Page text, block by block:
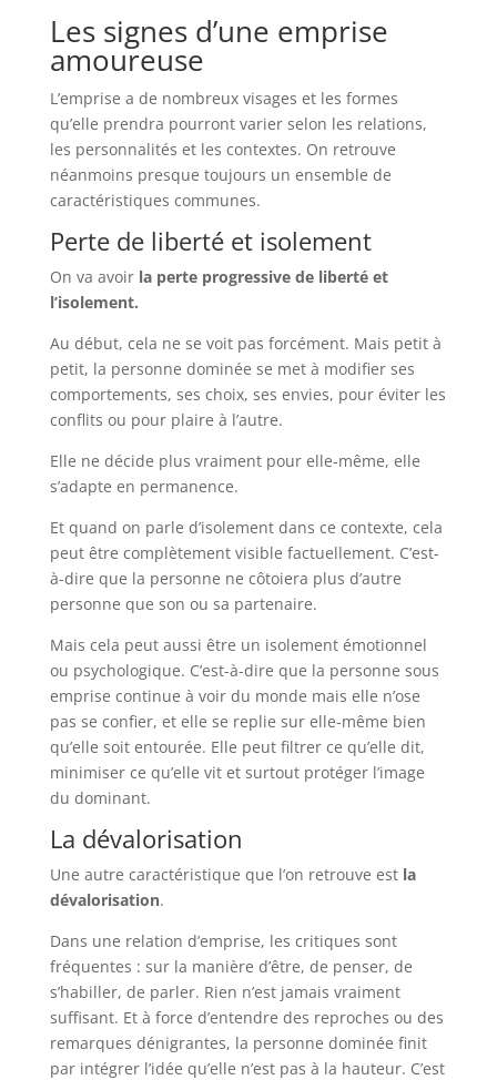
Les signes d’une emprise
amoureuse
L’emprise a de nombreux visages et les formes
qu’elle prendra pourront varier selon les relations,
les personnalités et les contextes. On retrouve
néanmoins presque toujours un ensemble de
caractéristiques communes.
Perte de liberté et isolement
On va avoir la perte progressive de liberté et
l’isolement.
Au début, cela ne se voit pas forcément. Mais petit à
petit, la personne dominée se met à modifier ses
comportements, ses choix, ses envies, pour éviter les
conflits ou pour plaire à l’autre.
Elle ne décide plus vraiment pour elle-même, elle
s’adapte en permanence.
Et quand on parle d’isolement dans ce contexte, cela
peut être complètement visible factuellement. C’est-
à-dire que la personne ne côtoiera plus d’autre
personne que son ou sa partenaire.
Mais cela peut aussi être un isolement émotionnel
ou psychologique. C’est-à-dire que la personne sous
emprise continue à voir du monde mais elle n’ose
pas se confier, et elle se replie sur elle-même bien
qu’elle soit entourée. Elle peut filtrer ce qu’elle dit,
minimiser ce qu’elle vit et surtout protéger l’image
du dominant.
La dévalorisation
Une autre caractéristique que l’on retrouve est la
dévalorisation.
Dans une relation d’emprise, les critiques sont
fréquentes : sur la manière d’être, de penser, de
s’habiller, de parler. Rien n’est jamais vraiment
suffisant. Et à force d’entendre des reproches ou des
remarques dénigrantes, la personne dominée finit
par intégrer l’idée qu’elle n’est pas à la hauteur. C’est